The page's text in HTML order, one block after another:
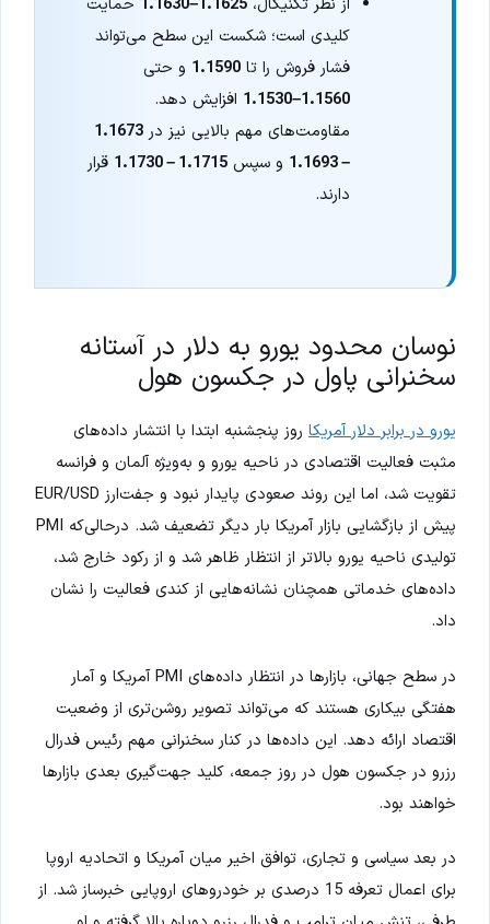
کلیدی است؛ شکست این سطح می‌تواند
فشار فروش را تا1.1590 و حتی
1.1560–1.1530
افزایش دهد.
مقاومت‌های مهم بالایی نیز در1.1673
– 1.1693
و سپس1.1715 – 1.1730
قرار
دارند.
نوسان محدود یورو به دلار در آستانه
سخنرانی پاول در جکسون هول
یورو در برابر دلار آمریکا روز پنجشنبه ابتدا با انتشار داده‌های
مثبت فعالیت اقتصادی در ناحیه یورو و به‌ویژه آلمان و فرانسه
تقویت شد، اما این روند صعودی پایدار نبود و جفت‌ارز EUR/USD
پیش از بازگشایی بازار آمریکا بار دیگر تضعیف شد. درحالی‌که PMI
تولیدی ناحیه یورو بالاتر از انتظار ظاهر شد و از رکود خارج شد،
داده‌های خدماتی همچنان نشانه‌هایی از کندی فعالیت را نشان
داد.
در سطح جهانی، بازارها در انتظار داده‌های PMI آمریکا و آمار
هفتگی بیکاری هستند که می‌تواند تصویر روشن‌تری از وضعیت
اقتصاد ارائه دهد. این داده‌ها در کنار سخنرانی مهم رئیس فدرال
رزرو در جکسون هول در روز جمعه، کلید جهت‌گیری بعدی بازارها
خواهند بود.
در بعد سیاسی و تجاری، توافق اخیر میان آمریکا و اتحادیه اروپا
برای اعمال تعرفه 15 درصدی بر خودروهای اروپایی خبرساز شد. از